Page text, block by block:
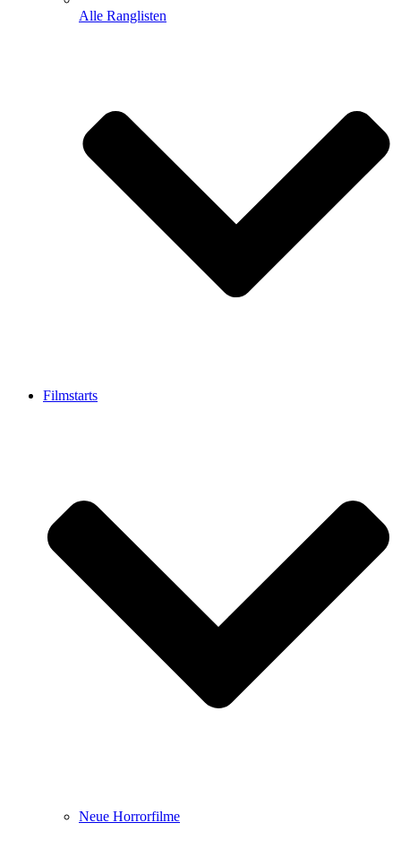
Alle Ranglisten
Filmstarts
Neue Horrorfilme